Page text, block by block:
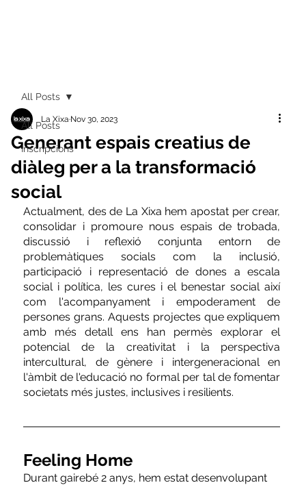
All Posts
Inscripcions
All Posts
Generant espais creatius de
diàleg per a la transformació
social
La Xixa Nov 30, 2023
Actualment, des de La Xixa hem apostat per crear,
consolidar i promoure nous espais de trobada,
discussió i reflexió conjunta entorn de
problemàtiques socials com la inclusió,
participació i representació de dones a escala
social i política, les cures i el benestar social així
com l'acompanyament i empoderament de
persones grans. Aquests projectes que expliquem
amb més detall ens han permès explorar el
potencial de la creativitat i la perspectiva
intercultural, de gènere i intergeneracional en
l'àmbit de l'educació no formal per tal de fomentar
societats més justes, inclusives i resilients.
Feeling Home
Durant gairebé 2 anys, hem estat desenvolupant